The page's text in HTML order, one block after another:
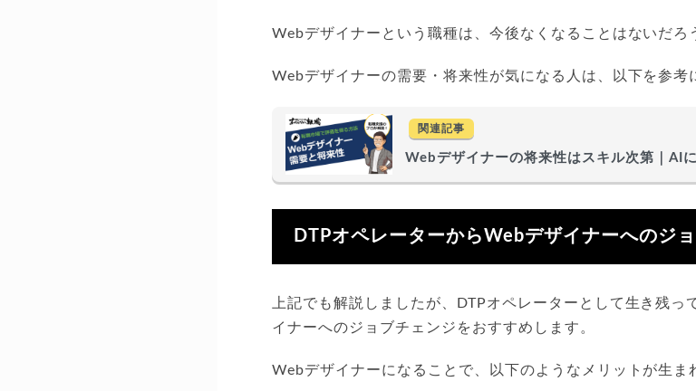
Webデザイナーという職種は、今後なくなることはないだろ
Webデザイナーの需要・将来性が気になる人は、以下を参考
関連記事
Webデザイナーの将来性はスキル次第｜AI
DTPオペレーターからWebデザイナーへのジ
上記でも解説しましたが、DTPオペレーターとして生き残
イナーへのジョブチェンジをおすすめします。
Webデザイナーになることで、以下のようなメリットが生ま